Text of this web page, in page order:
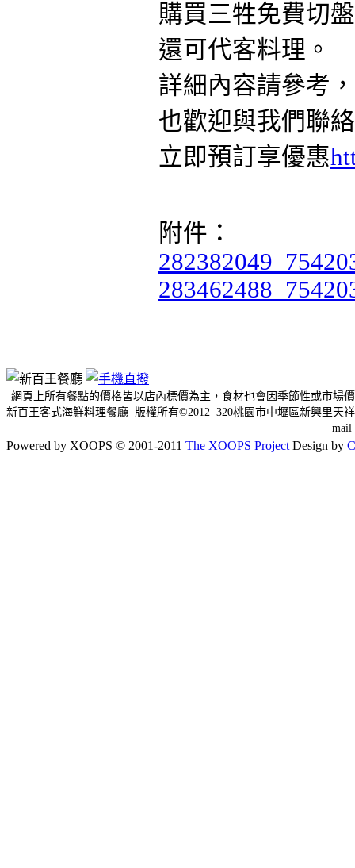
購買三牲免費切
還可代客料理。
詳細內容請參考，
也歡迎與我們聯
立即預訂享優惠
附件：
網頁上所有餐點的價格皆以店內標價為主，食材也會因季節性或市場
新百王客式海鮮料理餐廳 版權所有©2012 320桃園市中壢區新興里
mail
Powered by XOOPS © 2001-2011 The XOOPS Project Design by